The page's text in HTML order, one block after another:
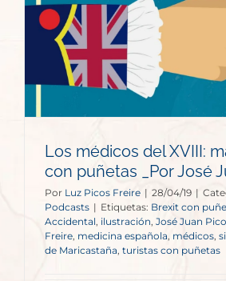
Los médicos del XVIII:
con puñetas _Por José
Por Luz Picos Freire | 28/04/19 |
Podcasts | Etiquetas: Brexit con
Accidental, ilustración, José Juan
Freire, medicina española, médicos,
de Maricastaña, turistas con puñetas